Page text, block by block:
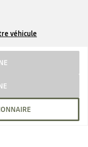
véhicule